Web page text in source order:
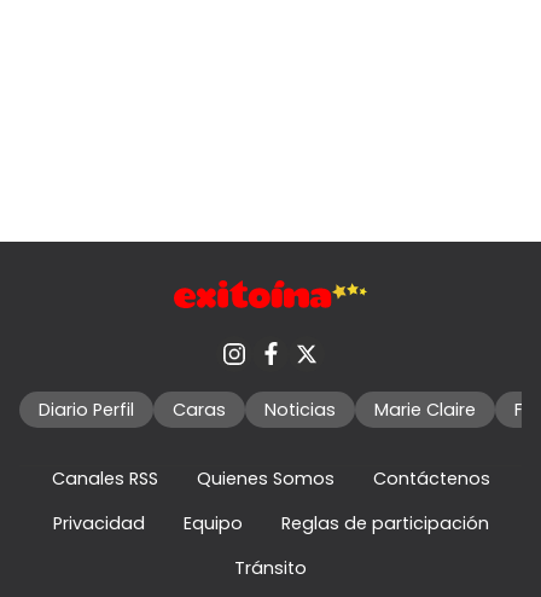
Diario Perfil Caras Noticias Marie Claire
Canales RSS Quienes Somos
Contáctenos
Privacidad
Equipo
Reglas de participación
Tránsito